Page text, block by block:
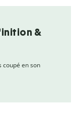
&
coupé en son